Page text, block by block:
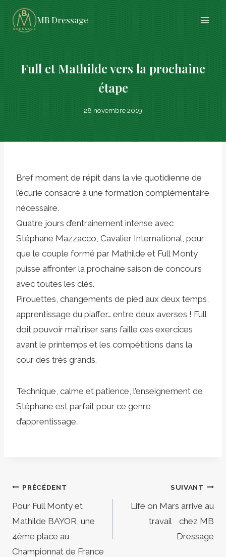
MB Dressage
Full et Mathilde vers la prochaine
étape
28 novembre 2019
Bref moment de répit dans la vie quotidienne de
l’écurie consacré à une formation complémentaire
nécessaire.
Quatre jours d’entrainement intense avec
Stéphane Mazzacco, Cavalier International, pour
que le couple formé par Mathilde et Full Monty
puisse affronter la prochaine saison de concours
avec toutes les clés.
Pirouettes, changements de pied aux deux temps,
apprentissage du piaffer… entre deux averses ! Full
doit pouvoir maîtriser sans faille ces exercices
avant le printemps et les compétitions dans la
cour des très grands.
Technique, calme et patience, l’enseignement de
Stéphane est parfait pour ce genre
d’apprentissage.
Navigation
de
l’article
PRÉCÉDENT
Pour Full Monty et
Mathilde BAYOR, une
4ème place au
Championnat de France
SUIVANT
Life on Mars arrive au
travail chez MB
Dressage